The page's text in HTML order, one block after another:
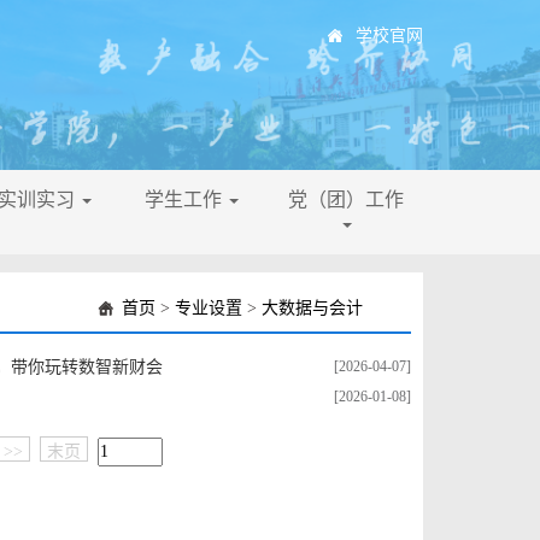
学校官网
训实习 学生工作 党（团）工作
首页 > 专业设置 > 大数据与会计
[2026-04-07]
带你玩转数智新财会
[2026-01-08]
>> 末页